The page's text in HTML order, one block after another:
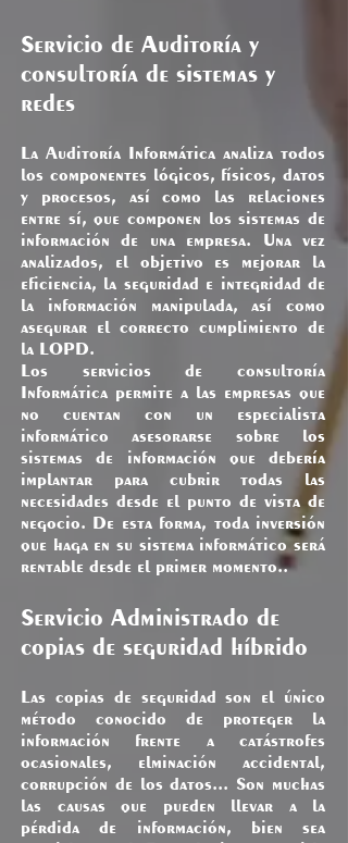
Servicio de Auditoría y
consultoría de sistemas y
redes
La Auditoría Informática analiza todos
los componentes lógicos, físicos, datos
y procesos, así como las relaciones
entre sí, que componen los sistemas de
información de una empresa. Una vez
analizados, el objetivo es mejorar la
eficiencia, la seguridad e integridad de
la información manipulada, así como
asegurar el correcto cumplimiento de
la LOPD.
Los servicios de consultoría
Informática permite a las empresas que
no cuentan con un especialista
informático asesorarse sobre los
sistemas de información que debería
implantar para cubrir todas las
necesidades desde el punto de vista de
negocio. De esta forma, toda inversión
que haga en su sistema informático será
rentable desde el primer momento..
Servicio Administrado de
copias de seguridad híbrido
Las copias de seguridad son el único
método conocido de proteger la
información frente a catástrofes
ocasionales, elminación accidental,
corrupción de los datos... Son muchas
las causas que pueden llevar a la
pérdida de información, bien sea